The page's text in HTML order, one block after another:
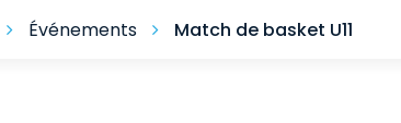
Événements Match de basket U11